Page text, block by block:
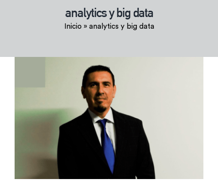
Investigación y Desarrollo
Extensión
analytics y big data
Inicio » analytics y big data